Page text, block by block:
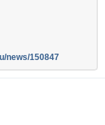
news/150847